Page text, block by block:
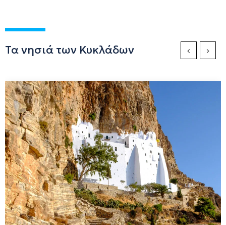
Τα νησιά των Κυκλάδων PreviousNext